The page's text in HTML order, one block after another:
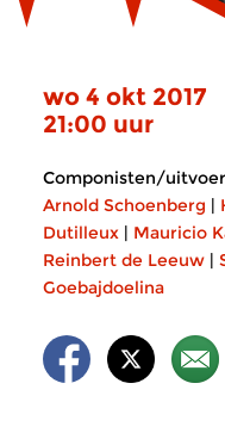
wo 4 okt 2017
21:00 uur
Componisten/
Arnold Schoenberg |
Dutilleux | Mauricio
Reinbert de Leeuw |
Goebajdoelina